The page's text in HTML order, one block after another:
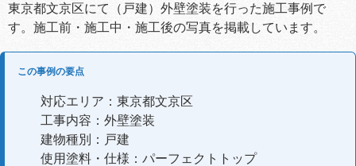
東京都文京区にて（戸建）外壁塗装を行った施工事例で
す。施工前・施工中・施工後の写真を掲載しています。
この事例の要点
対応エリア：東京都文京区
工事内容：外壁塗装
建物種別：戸建
使用塗料・仕様：パーフェクトトップ